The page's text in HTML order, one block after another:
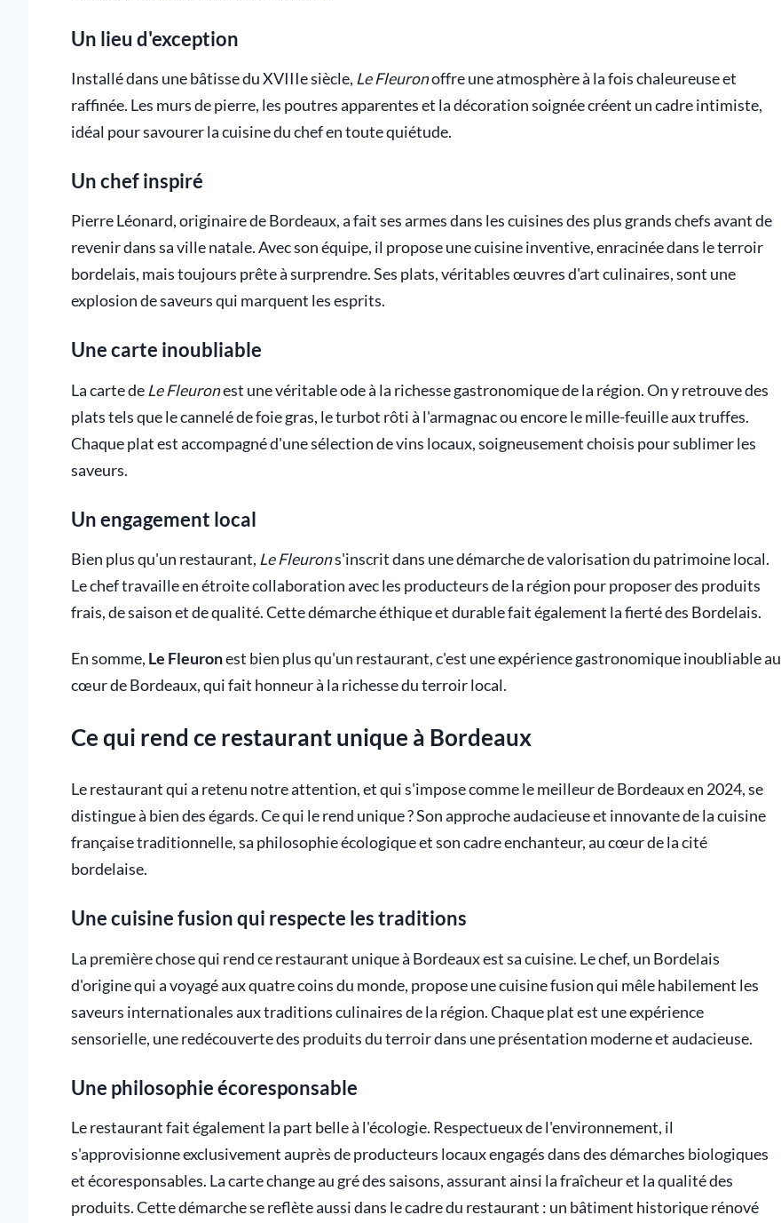
Un lieu d'exception
Installé dans une bâtisse du XVIIIe siècle, Le Fleuronoffre une atmosphère à la fois chaleureuse et
raffinée. Les murs de pierre, les poutres apparentes et la décoration soignée créent un cadre intimiste,
idéal pour savourer la cuisine du chef en toute quiétude.
Un chef inspiré
Pierre Léonard, originaire de Bordeaux, a fait ses armes dans les cuisines des plus grands chefs avant de
revenir dans sa ville natale. Avec son équipe, il propose une cuisine inventive, enracinée dans le terroir
bordelais, mais toujours prête à surprendre. Ses plats, véritables œuvres d'art culinaires, sont une
explosion de saveurs qui marquent les esprits.
Une carte inoubliable
La carte de Le Fleuronest une véritable ode à la richesse gastronomique de la région. On y retrouve des
plats tels que le cannelé de foie gras, le turbot rôti à l'armagnac ou encore le mille-feuille aux truffes.
Chaque plat est accompagné d'une sélection de vins locaux, soigneusement choisis pour sublimer les
saveurs.
Un engagement local
Bien plus qu'un restaurant, Le Fleurons'inscrit dans une démarche de valorisation du patrimoine local.
Le chef travaille en étroite collaboration avec les producteurs de la région pour proposer des produits
frais, de saison et de qualité. Cette démarche éthique et durable fait également la fierté des Bordelais.
En somme, Le Fleuronest bien plus qu'un restaurant, c'est une expérience gastronomique inoubliable au
cœur de Bordeaux, qui fait honneur à la richesse du terroir local.
Ce qui rend ce restaurant unique à Bordeaux
Le restaurant qui a retenu notre attention, et qui s'impose comme le meilleur de Bordeaux en 2024, se
distingue à bien des égards. Ce qui le rend unique ? Son approche audacieuse et innovante de la cuisine
française traditionnelle, sa philosophie écologique et son cadre enchanteur, au cœur de la cité
bordelaise.
Une cuisine fusion qui respecte les traditions
La première chose qui rend ce restaurant unique à Bordeaux est sa cuisine. Le chef, un Bordelais
d'origine qui a voyagé aux quatre coins du monde, propose une cuisine fusion qui mêle habilement les
saveurs internationales aux traditions culinaires de la région. Chaque plat est une expérience
sensorielle, une redécouverte des produits du terroir dans une présentation moderne et audacieuse.
Une philosophie écoresponsable
Le restaurant fait également la part belle à l'écologie. Respectueux de l'environnement, il
s'approvisionne exclusivement auprès de producteurs locaux engagés dans des démarches biologiques
et écoresponsables. La carte change au gré des saisons, assurant ainsi la fraîcheur et la qualité des
produits. Cette démarche se reflète aussi dans le cadre du restaurant : un bâtiment historique rénové